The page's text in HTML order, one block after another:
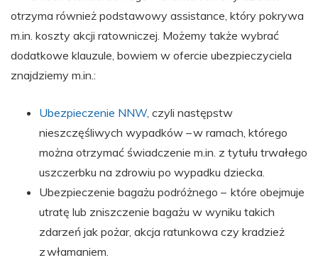
otrzyma również podstawowy assistance, który pokrywa
m.in. koszty akcji ratowniczej. Możemy także wybrać
dodatkowe klauzule, bowiem w ofercie ubezpieczyciela
znajdziemy m.in.:
Ubezpieczenie NNW, czyli następstw
nieszczęśliwych wypadków – w ramach, którego
można otrzymać świadczenie m.in. z tytułu trwałego
uszczerbku na zdrowiu po wypadku dziecka.
Ubezpieczenie bagażu podróżnego – które obejmuje
utratę lub zniszczenie bagażu w wyniku takich
zdarzeń jak pożar, akcja ratunkowa czy kradzież
z włamaniem.